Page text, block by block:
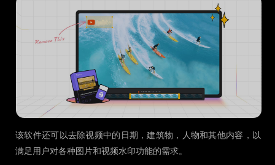
该软件还可以去除视频中的日期，建筑物，人物和其他内容，以
满足用户对各种图片和视频水印功能的需求。